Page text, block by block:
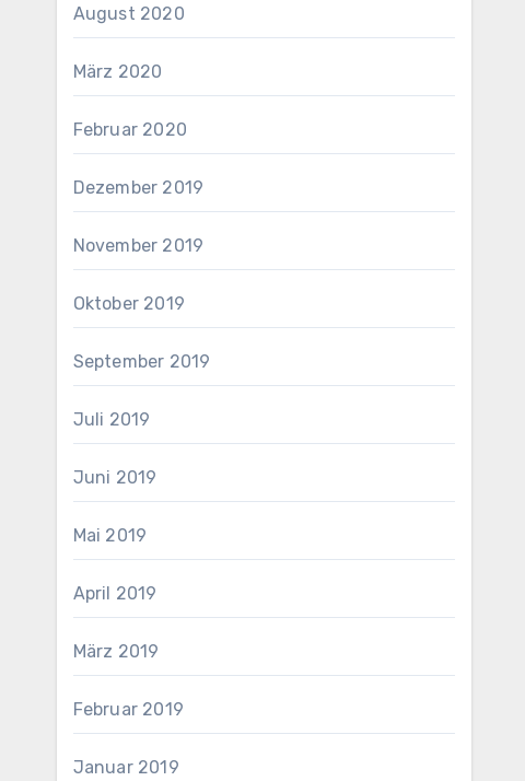
August 2020
März 2020
Februar 2020
Dezember 2019
November 2019
Oktober 2019
September 2019
Juli 2019
Juni 2019
Mai 2019
April 2019
März 2019
Februar 2019
Januar 2019